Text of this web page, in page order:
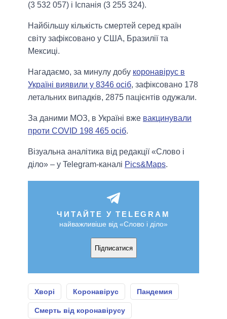
(3 532 057) і Іспанія (3 255 324).
Найбільшу кількість смертей серед країн
світу зафіксовано у США, Бразилії та
Мексиці.
Нагадаємо, за минулу добу коронавірус в
Україні виявили у 8346 осіб, зафіксовано 178
летальних випадків, 2875 пацієнтів одужали.
За даними МОЗ, в Україні вже вакцинували
проти COVID 198 465 осіб.
Візуальна аналітика від редакції «Слово і
діло» – у Telegram-каналі Pics&Maps.
ЧИТАЙТЕ У TELEGRAM
найважливіше від «Слово і діло»
Підписатися
Хворі Коронавірус Пандемия
Смерть від коронавірусу